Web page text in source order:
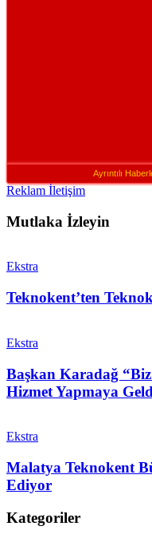
Ayrıntılı
Reklam İletişim
Mutlaka İzleyin
Ekstra
Teknokent’ten
Ekstra
Başkan Karadağ
Hizmet Yapmaya
Ekstra
Malatya Teknokent
Ediyor
Kategoriler